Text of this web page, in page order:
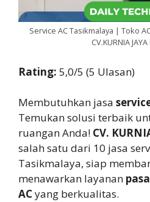
Service AC Tasikmalaya | Toko
CV.KURNIA
Rating: 5,0/5 (5 Ulasan)
Membutuhkan jasa
Temukan solusi terbaik
ruangan Anda! CV.
salah satu dari 10 jasa
Tasikmalaya, siap
menawarkan layanan
ACyang berkualitas.